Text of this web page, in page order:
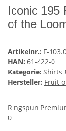
Iconic 195
of the
Artikelnr.: F-
HAN: 61-422-0
Kategorie: Shirts
Hersteller: Fruit
Ringspun
0